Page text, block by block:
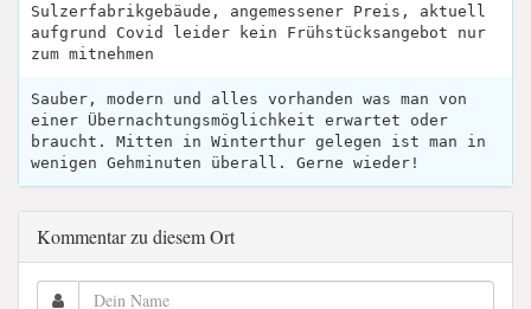
Sulzerfabrikgebäude, angemessener Preis, aktuell
aufgrund Covid leider kein Frühstücksangebot nur
zum mitnehmen
Sauber, modern und alles vorhanden was man von
einer Übernachtungsmöglichkeit erwartet oder
braucht. Mitten in Winterthur gelegen ist man in
wenigen Gehminuten überall. Gerne wieder!
Kommentar zu diesem Ort